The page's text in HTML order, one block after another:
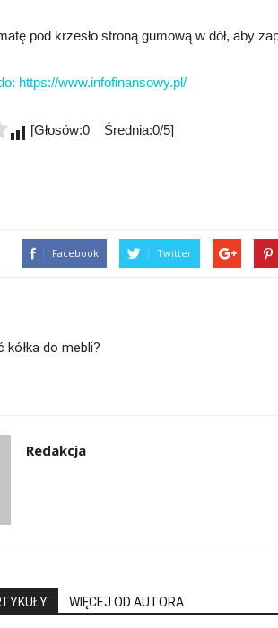
pod krzesło stroną gumową w dół, aby
https://www.infofinansowy.pl/
[Głosów:0 Średnia:0/5]
Facebook Twitter
do mebli?
Redakcja
WIĘCEJ OD AUTORA